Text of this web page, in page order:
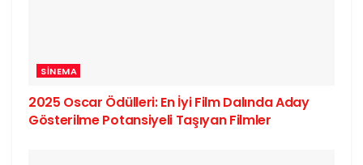
SINEMA
2025 Oscar Ödülleri: En İyi Film Dalında Aday
Gösterilme Potansiyeli Taşıyan Filmler